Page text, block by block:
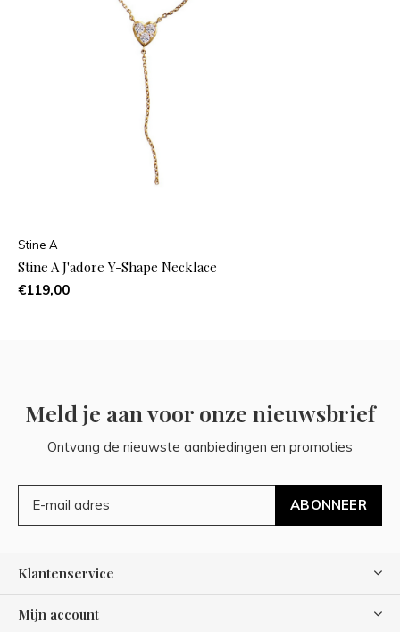
Stine A
Stine A J'adore Y-Shape Necklace
€119,00
Meld je aan voor onze nieuwsbrief
Ontvang de nieuwste aanbiedingen en promoties
ABONNEER
Klantenservice
Mijn account